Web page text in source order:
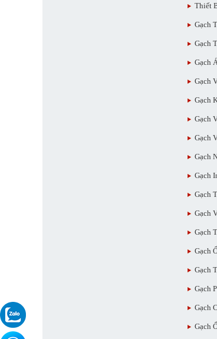
Thiết
Gạch
Gạch
Gạch
Gạch
Gạch
Gạch
Gạch
Gạch
Gạch
Gạch
Gạch
Gạch
Gạch
Gạch
Gạch
Gạch
Gạch